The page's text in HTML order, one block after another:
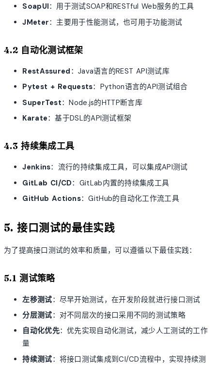
SoapUI：用于测试SOAP和RESTful Web服务的工具
JMeter：主要用于性能测试，也可用于功能测试
4.2 自动化测试框架
RestAssured ：Java语言的REST API测试库
Pytest + Requests：Python语言的API测试组合
SuperTest：Node.js的HTTP断言库
Karate：基于DSL的API测试框架
4.3 持续集成工具
Jenkins：流行的持续集成工具，可以集成API测试
GitLab CI/CD：GitLab内置的持续集成工具
GitHub Actions：GitHub的自动化工作流工具
5. 接口测试的最佳实践
为了提高接口测试的效率和质量，可以遵循以下最佳实践：
5.1 测试策略
左移测试：尽早开始测试，在开发阶段就进行接口测试
分层测试：对不同层次的接口采用不同的测试策略
自动化优先：优先实现自动化测试，减少人工测试的工作
量
持续测试：将接口测试集成到CI/CD流程中，实现持续测